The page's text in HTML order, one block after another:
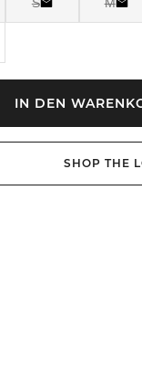
IN DEN
SHOP THE